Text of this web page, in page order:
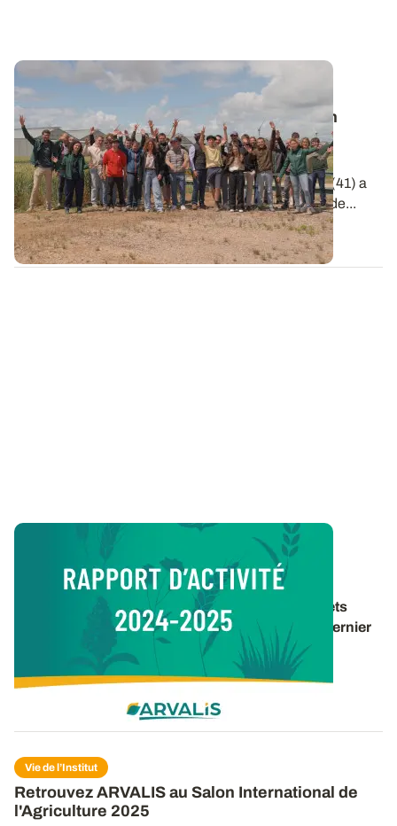
🎬 Clap de Champs 2026 : une belle édition
placée sous le signe de l'innovation !
Le 2 juin dernier, la station de recherche et
d'expérimentation ARVALIS d'Ouzouer-le-Marché (41) a
accueilli la remise des prix de la 6e édition de Clap de...
09 JUIN 2026
Rapport d’activité 2024-2025
Retrouvez un panorama des travaux et des projets
d’ARVALIS pour la période 2024-2025 dans le dernier
rapport d’activité de l’institut. 40 pages pour
Vie de l’Institut
Retrouvez ARVALIS au Salon International de
l'Agriculture 2025